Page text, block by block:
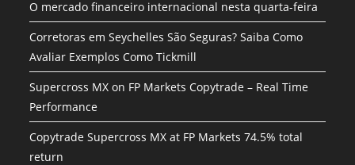
O mercado financeiro internacional nesta quarta-feira
Corretoras em Seychelles São Seguras? Saiba Como
Avaliar Exemplos Como Tickmill
Supercross MX on FP Markets Copytrade – Real Time
Performance
Copytrade Supercross MX at FP Markets 74.5% total
return